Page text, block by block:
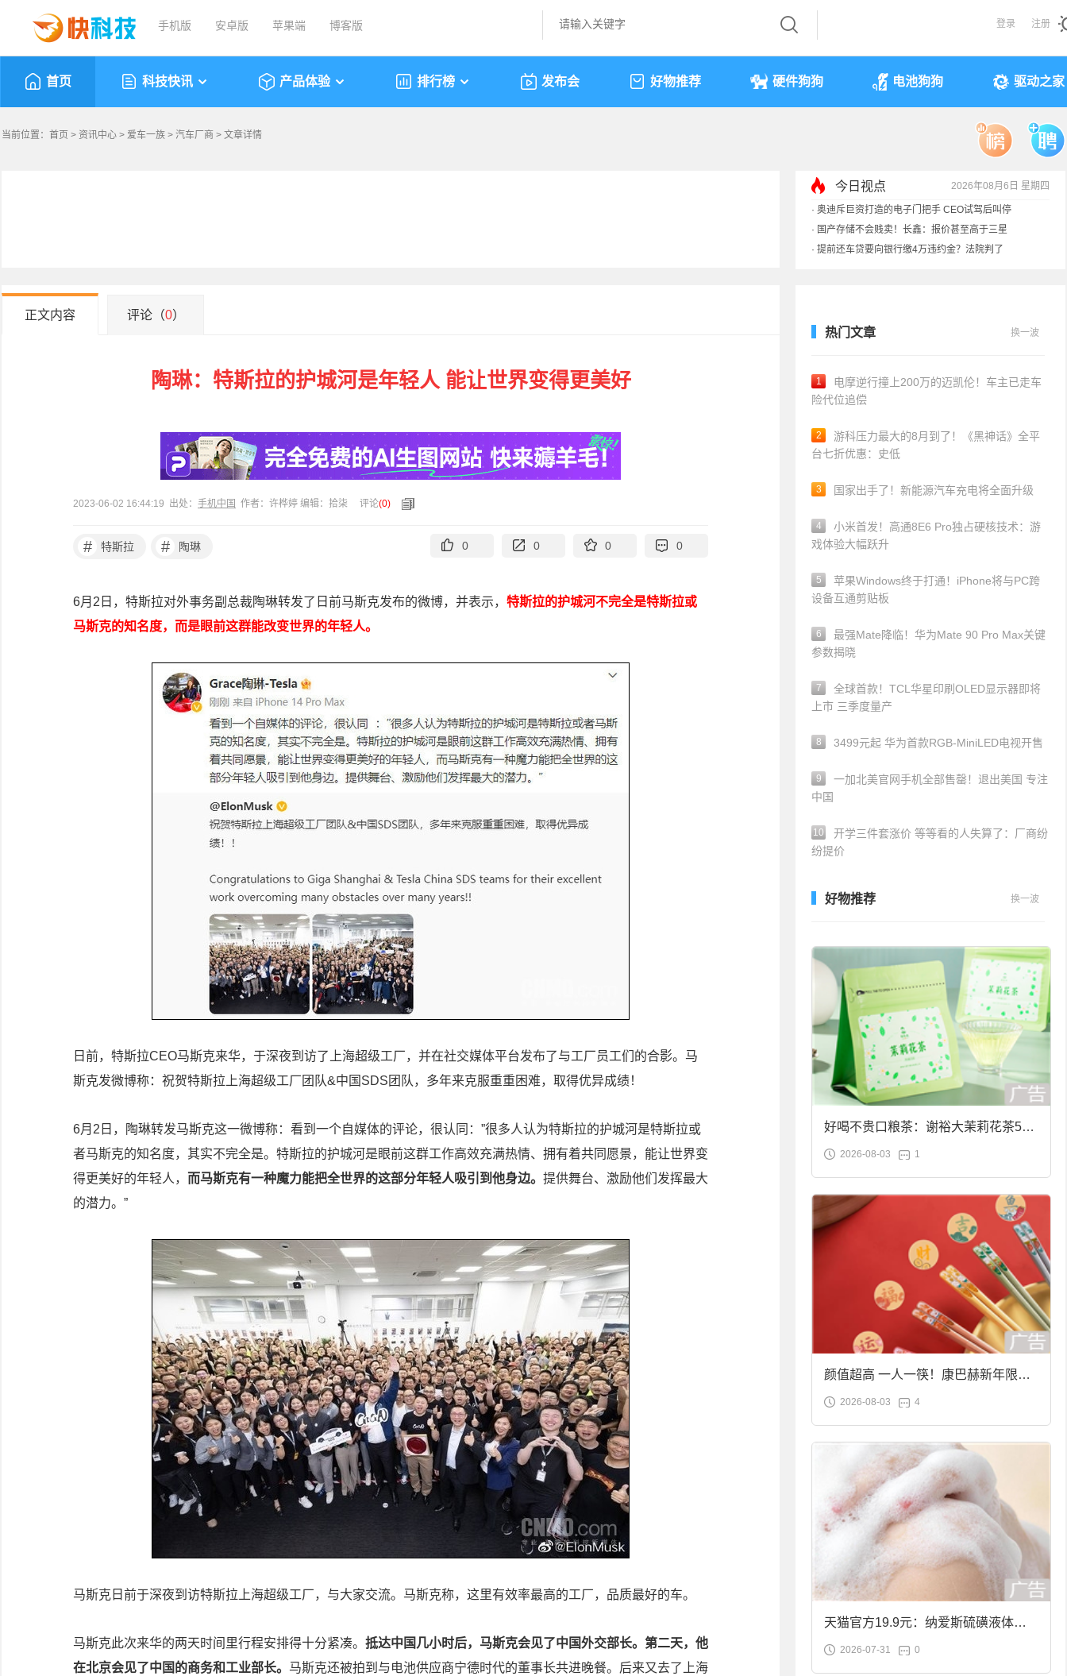
手机版 安卓版 苹果端 博客版 登录 注册
首页 科技快讯 产品体验 排行榜 发布会 好物推荐 硬件狗狗 电池狗狗 驱动之家
当前位置： 首页 > 资讯中心 > 爱车一族 > 汽车厂商 > 文章详情
今日视点
2026年08月6日 星期四
正文内容 评论（0）
陶琳：特斯拉的护城河是年轻人 能让世界变得更美好
2023-06-02 16:44:19 出处： 手机中国 作者：许桦婷 编辑：拾柒 评论(0)
# 特斯拉 # 陶琳 0 0 0 0
6月2日，特斯拉对外事务副总裁陶琳转发了日前马斯克发布的微博，并表示， 特斯拉的护城河不完全是特斯拉或
马斯克的知名度，而是眼前这群能改变世界的年轻人。
日前，特斯拉CEO马斯克来华，于深夜到访了上海超级工厂，并在社交媒体平台发布了与工厂员工们的合影。马
斯克发微博称：祝贺特斯拉上海超级工厂团队&中国SDS团队，多年来克服重重困难，取得优异成绩！
6月2日，陶琳转发马斯克这一微博称：看到一个自媒体的评论，很认同：”很多人认为特斯拉的护城河是特斯拉或
者马斯克的知名度，其实不完全是。特斯拉的护城河是眼前这群工作高效充满热情、拥有着共同愿景，能让世界变
得更美好的年轻人， 而马斯克有一种魔力能把全世界的这部分年轻人吸引到他身边。 提供舞台、激励他们发挥最大
的潜力。”
马斯克日前于深夜到访特斯拉上海超级工厂，与大家交流。马斯克称，这里有效率最高的工厂，品质最好的车。
马斯克此次来华的两天时间里行程安排得十分紧凑。 抵达中国几小时后，马斯克会见了中国外交部长。第二天，他
在北京会见了中国的商务和工业部长。 马斯克还被拍到与电池供应商宁德时代的董事长共进晚餐。后来又去了上海
热门文章 换一波
1
电摩逆行撞上200万的迈凯伦！车主已走车
险代位追偿
2
游科压力最大的8月到了！《黑神话》全平
台七折优惠：史低
3 国家出手了！新能源汽车充电将全面升级
4
小米首发！高通8E6 Pro独占硬核技术：游
戏体验大幅跃升
5
苹果Windows终于打通！iPhone将与PC跨
设备互通剪贴板
6
最强Mate降临！华为Mate 90 Pro Max关键
参数揭晓
7
全球首款！TCL华星印刷OLED显示器即将
上市 三季度量产
8 3499元起 华为首款RGB-MiniLED电视开售
9
一加北美官网手机全部售罄！退出美国 专注
中国
10
开学三件套涨价 等等看的人失算了：厂商纷
纷提价
好物推荐 换一波
好喝不贵口粮茶：谢裕大茉莉花茶50g
袋装9.9元到手
2026-08-03 1
颜值超高 一人一筷！康巴赫新年限定
合金筷子大促：19.9元
2026-08-03 4
天猫官方19.9元：纳爱斯硫磺液体香
皂2斤大促
2026-07-31 0